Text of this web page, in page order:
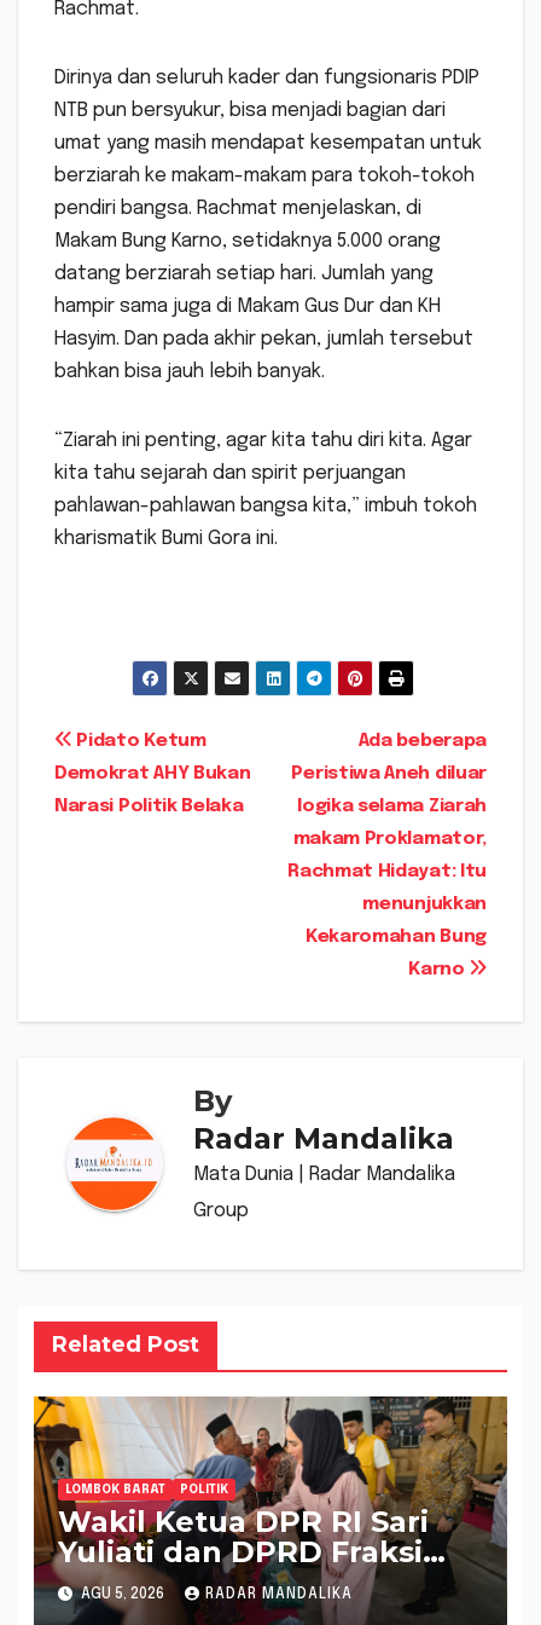
Rachmat.
Dirinya dan seluruh kader dan fungsionaris PDIP
NTB pun bersyukur, bisa menjadi bagian dari
umat yang masih mendapat kesempatan untuk
berziarah ke makam-makam para tokoh-tokoh
pendiri bangsa. Rachmat menjelaskan, di
Makam Bung Karno, setidaknya 5.000 orang
datang berziarah setiap hari. Jumlah yang
hampir sama juga di Makam Gus Dur dan KH
Hasyim. Dan pada akhir pekan, jumlah tersebut
bahkan bisa jauh lebih banyak.
“Ziarah ini penting, agar kita tahu diri kita. Agar
kita tahu sejarah dan spirit perjuangan
pahlawan-pahlawan bangsa kita,” imbuh tokoh
kharismatik Bumi Gora ini.
Navigasi
pos
Ada beberapa
Peristiwa Aneh diluar
logika selama Ziarah
makam Proklamator,
Rachmat Hidayat: Itu
menunjukkan
Kekaromahan Bung
Karno
Pidato Ketum
Demokrat AHY Bukan
Narasi Politik Belaka
By
Radar Mandalika
Mata Dunia | Radar Mandalika
Group
Related Post
LOMBOK BARAT POLITIK
Wakil Ketua DPR RI Sari
Yuliati dan DPRD Fraksi
Golkar Kolaborasi
Alokasikan Ratusan Unit
AGU 5, 2026 RADAR MANDALIKA